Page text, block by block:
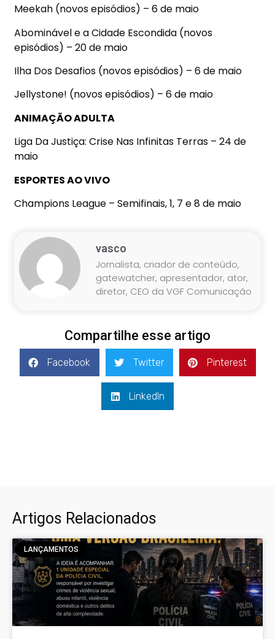
Meekah (novos episódios) – 6 de maio
Abominável e a Cidade Escondida (novos
episódios) – 20 de maio
Ilha Dos Desafios (novos episódios) – 6 de maio
Jellystone! (novos episódios) – 6 de maio
ANIMAÇÃO ADULTA
Liga Da Justiça: Crise Nas Infinitas Terras – 24 de
maio
ESPORTES AO VIVO
Champions League – Semifinais, 1, 7 e 8 de maio
vasco
Jornalista, criador de conteúdo,
gatewatcher, apresentador, ator,
diretor, CEO da VGF Comunicação
Compartilhe esse artigo
Facebook Twitter Pinterest
LinkedIn
Artigos Relacionados
LANÇAMENTOS